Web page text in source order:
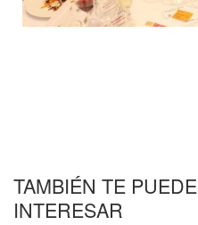
TAMBIÉN TE PUEDE
INTERESAR